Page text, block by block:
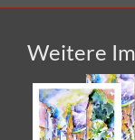
Weitere